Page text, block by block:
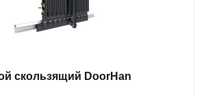
скользящий DoorHan